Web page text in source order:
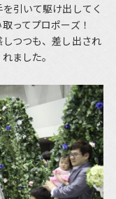
引いて駆け出してく
ってプロポーズ！
つつも、差し出され
ました。